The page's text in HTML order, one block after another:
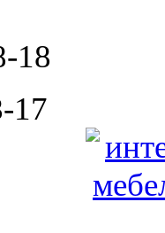
18
17